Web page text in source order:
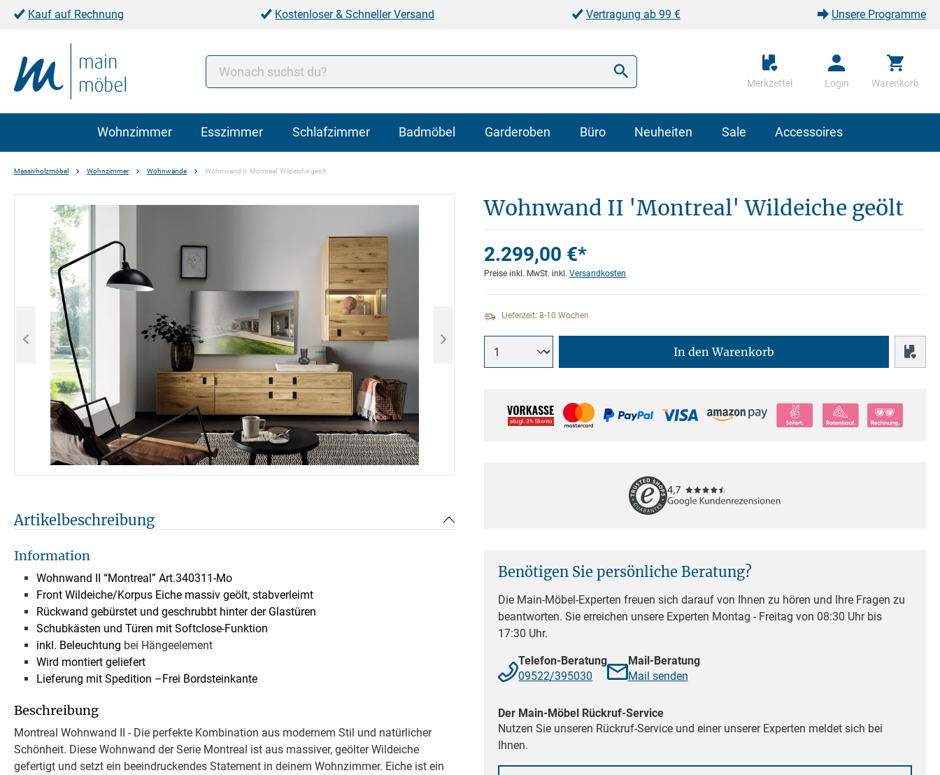
Kauf auf Rechnung Kostenloser & Schneller Versand Vertragung ab 99 € Unsere Programme
Merkzettel Login Warenkorb
Wohnzimmer Esszimmer Schlafzimmer Badmöbel Garderoben Büro Neuheiten Sale Accessoires
Massivholzmöbel Wohnzimmer Wohnwände Wohnwand II 'Montreal' Wildeiche geölt
Artikelbeschreibung
Information
Wohnwand II “Montreal” Art.340311-Mo
Front Wildeiche/Korpus Eiche massiv geölt, stabverleimt
Rückwand gebürstet und geschrubbt hinter der Glastüren
Schubkästen und Türen mit Softclose-Funktion
inkl. Beleuchtung bei Hängeelement
Wird montiert geliefert
Lieferung mit Spedition –Frei Bordsteinkante
Beschreibung
Montreal Wohnwand II - Die perfekte Kombination aus modernem Stil und natürlicher
Schönheit. Diese Wohnwand der Serie Montreal ist aus massiver, geölter Wildeiche
gefertigt und setzt ein beeindruckendes Statement in deinem Wohnzimmer. Eiche ist ein
Wohnwand II 'Montreal' Wildeiche geölt
2.299,00 €*
Preise inkl. MwSt. inkl. Versandkosten
Lieferzeit: 8-10 Wochen
In den Warenkorb
Benötigen Sie persönliche Beratung?
Die Main-Möbel-Experten freuen sich darauf von Ihnen zu hören und Ihre Fragen zu
beantworten. Sie erreichen unsere Experten Montag - Freitag von 08:30 Uhr bis
17:30 Uhr.
Telefon-Beratung
09522/395030
Mail-Beratung
Mail senden
Der Main-Möbel Rückruf-Service
Nutzen Sie unseren Rückruf-Service und einer unserer Experten meldet sich bei
Ihnen.